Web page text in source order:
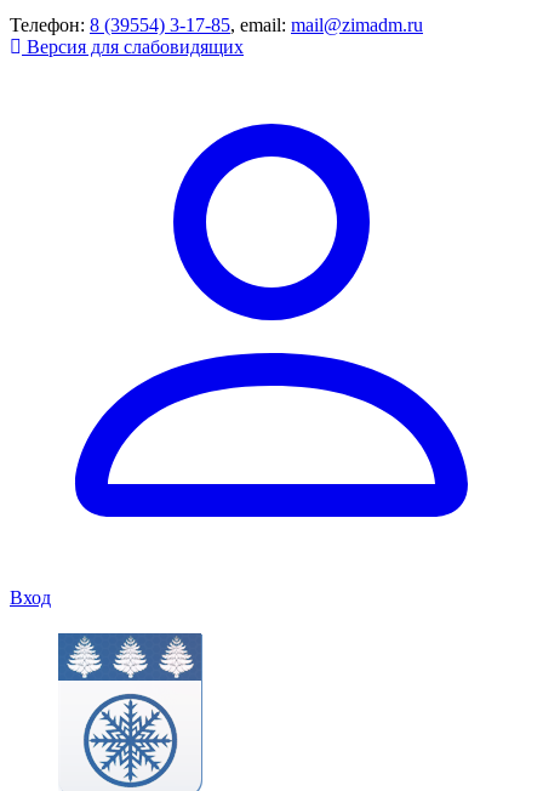
Телефон: 8 (39554) 3-17-85, email: mail@zimadm.ru
Версия для слабовидящих
Вход